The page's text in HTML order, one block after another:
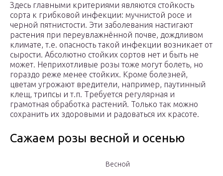
Здесь главными критериями являются стойкость
сорта к грибковой инфекции: мучнистой росе и
черной пятнистости. Эти заболевания настигают
растения при переувлажнённой почве, дождливом
климате, т.е. опасность такой инфекции возникает от
сырости. Абсолютно стойких сортов нет и быть не
может. Неприхотливые розы тоже могут болеть, но
гораздо реже менее стойких. Кроме болезней,
цветам угрожают вредители, например, паутинный
клещ, трипсы и т.п. Требуется регулярная и
грамотная обработка растений. Только так можно
сохранить их здоровыми и радоваться их красоте.
Сажаем розы весной и осенью
Весной